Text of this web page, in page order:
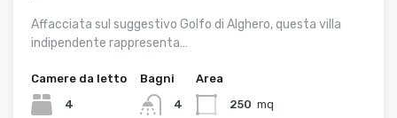
Affacciata sul suggestivo Golfo di Alghero, questa villa
indipendente rappresenta…
Camere da letto
4
Bagni
4
Area
250 mq